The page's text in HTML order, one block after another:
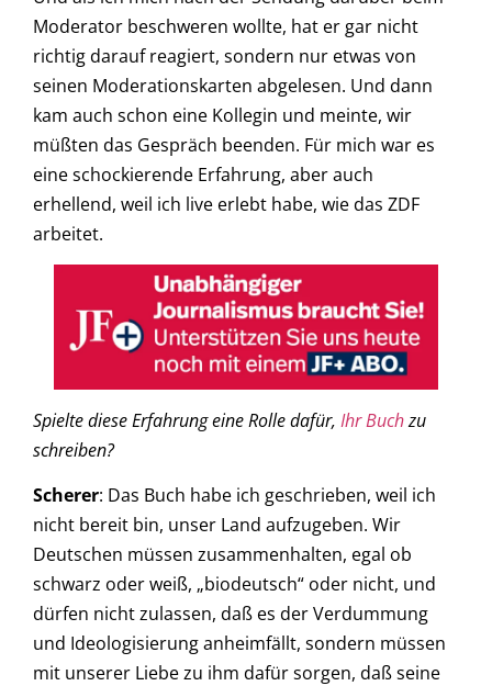
Moderator beschweren wollte, hat er gar nicht
richtig darauf reagiert, sondern nur etwas von
seinen Moderationskarten abgelesen. Und dann
kam auch schon eine Kollegin und meinte, wir
müßten das Gespräch beenden. Für mich war es
eine schockierende Erfahrung, aber auch
erhellend, weil ich live erlebt habe, wie das ZDF
arbeitet.
Spielte diese Erfahrung eine Rolle dafür, Ihr Buchzu
schreiben?
Scherer: Das Buch habe ich geschrieben, weil ich
nicht bereit bin, unser Land aufzugeben. Wir
Deutschen müssen zusammenhalten, egal ob
schwarz oder weiß, „biodeutsch“ oder nicht, und
dürfen nicht zulassen, daß es der Verdummung
und Ideologisierung anheimfällt, sondern müssen
mit unserer Liebe zu ihm dafür sorgen, daß seine